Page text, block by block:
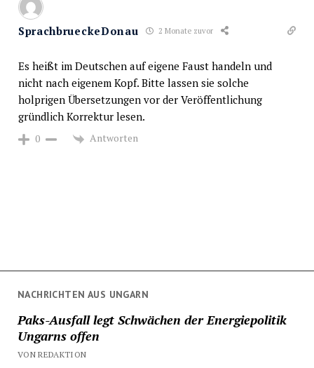
NACHRICHTEN AUS UNGARN
Paks-Ausfall legt Schwächen der Energiepolitik
Ungarns offen
VON REDAKTION
SprachbrueckeDonau 2 Monate zuvor
Es heißt im Deutschen auf eigene Faust handeln und
nicht nach eigenem Kopf. Bitte lassen sie solche
holprigen Übersetzungen vor der Veröffentlichung
gründlich Korrektur lesen.
0 Antworten